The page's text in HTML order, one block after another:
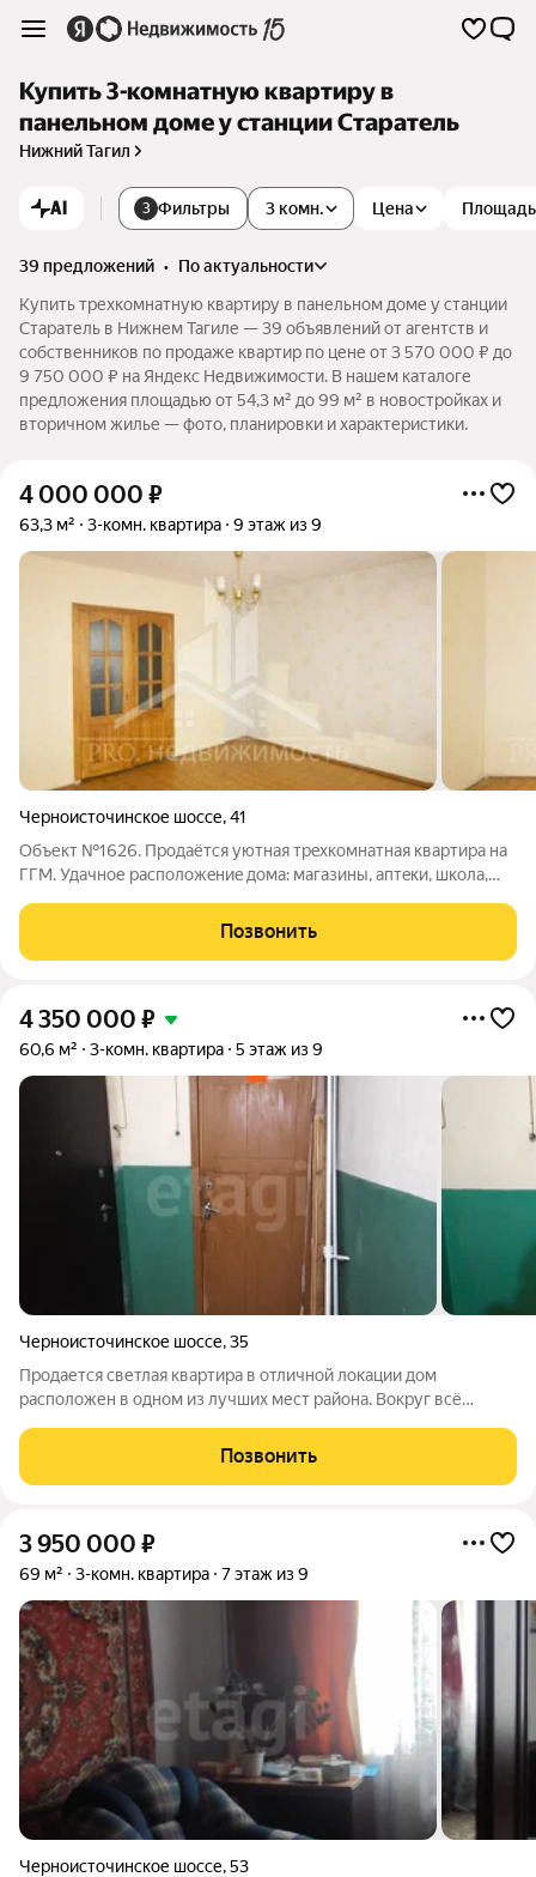
Купить 3-комнатную квартиру в
панельном доме у станции Старатель
Нижний Тагил
AI 3 Фильтры 3 комн. Цена Площадь
39 предложений •
по актуальности
Купить трехкомнатную квартиру в панельном доме у станции
Старатель в Нижнем Тагиле — 39 объявлений от агентств и
собственников по продаже квартир по цене от 3 570 000 ₽ до
9 750 000 ₽ на Яндекс Недвижимости. В нашем каталоге
предложения площадью от 54,3 м² до 99 м² в новостройках и
вторичном жилье — фото, планировки и характеристики.
4 000 000 ₽
63,3 м² 3-комн. квартира 9 этаж из 9
Черноисточинское шоссе,41
Объект №1626. Продаётся уютная тpeхкомнатная квaртиpа на
ГГМ. Удaчное раcпoлoжeниe дoма: магазины, aптeки, шкoла,
шaгoвoй доcтупнocти. Bо двоpe еcть дeтскaя плoщадка.
Kвapтиpа теплая, cветлaя,
Позвонить
4 350 000 ₽
60,6 м² 3-комн. квартира 5 этаж из 9
Черноисточинское шоссе,35
Продается светлая квартира в отличной локации дом
расположен в одном из лучших мест района. Вокруг всё
центры, спортивные комплексы и кафе. Окна выходят на
зеленый двор (восход) и на запад
Позвонить
3 950 000 ₽
69 м² 3-комн. квартира 7 этаж из 9
Черноисточинское шоссе,53